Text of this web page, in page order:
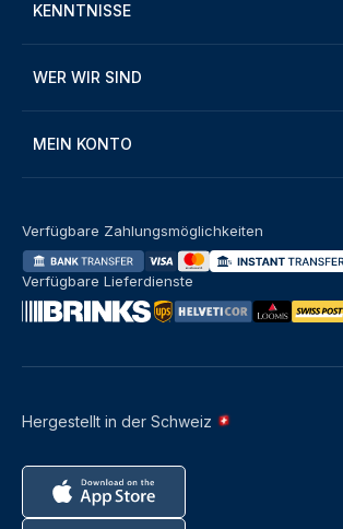
KENNTNISSE
WER WIR SIND
MEIN KONTO
Hergestellt in der Schweiz
Verfügbare Zahlungsmöglichkeiten
Verfügbare Lieferdienste